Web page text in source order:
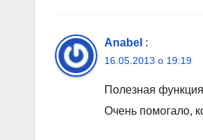
Anabel :
16.05.2013 о 19:19
Полезная
Очень помогало,